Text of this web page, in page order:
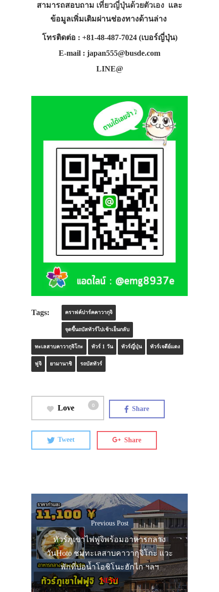
สามารถสอบถาม เที่ยวญี่ปุ่นด้วยตัวเอง และ
ข้อมูลเพิ่มเติมผ่านช่องทางด้านล่าง
โทรติดต่อ : +81-48-487-7024 (เบอร์ญี่ปุ่น)
E-mail : japan555@busde.com
LINE@
Tags: คราฟค์ปาร์คคาวากุจิ
จุดขึ้นถบัสทัวร์ไปเช้าเย็นกลับ
ทะเลสาบคาวากุจิโกะ ทัวร์ 1 วัน ทัวร์ญี่ปุ่น ทัวร์เจดีย์แดง
ฟูจิ ยามานาชิ รถบัสทัวร์
Love 0 Share
Tweet Share
Previous Post
ทัวร์ภูเขาไฟฟูจิพร้อมอาหารกลาง
วันHoto ชมทะเลสาบคาวากุจิโกะ แวะ
พักที่บ่อน้ำโอชิโนะฮักไก ฯลฯ
NEW!